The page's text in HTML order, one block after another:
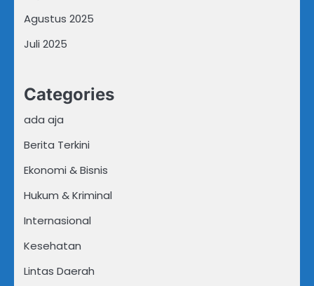
Agustus 2025
Juli 2025
Categories
ada aja
Berita Terkini
Ekonomi & Bisnis
Hukum & Kriminal
Internasional
Kesehatan
Lintas Daerah